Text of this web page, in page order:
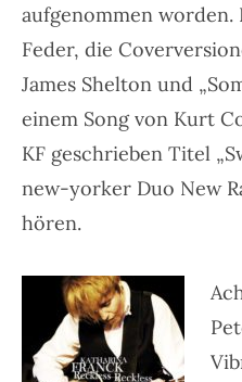
aufgenommen worden.
Feder, die
James Shelton und
einem Song von Kurt
KF geschrieben Titel
new-yorker Duo New
hören.